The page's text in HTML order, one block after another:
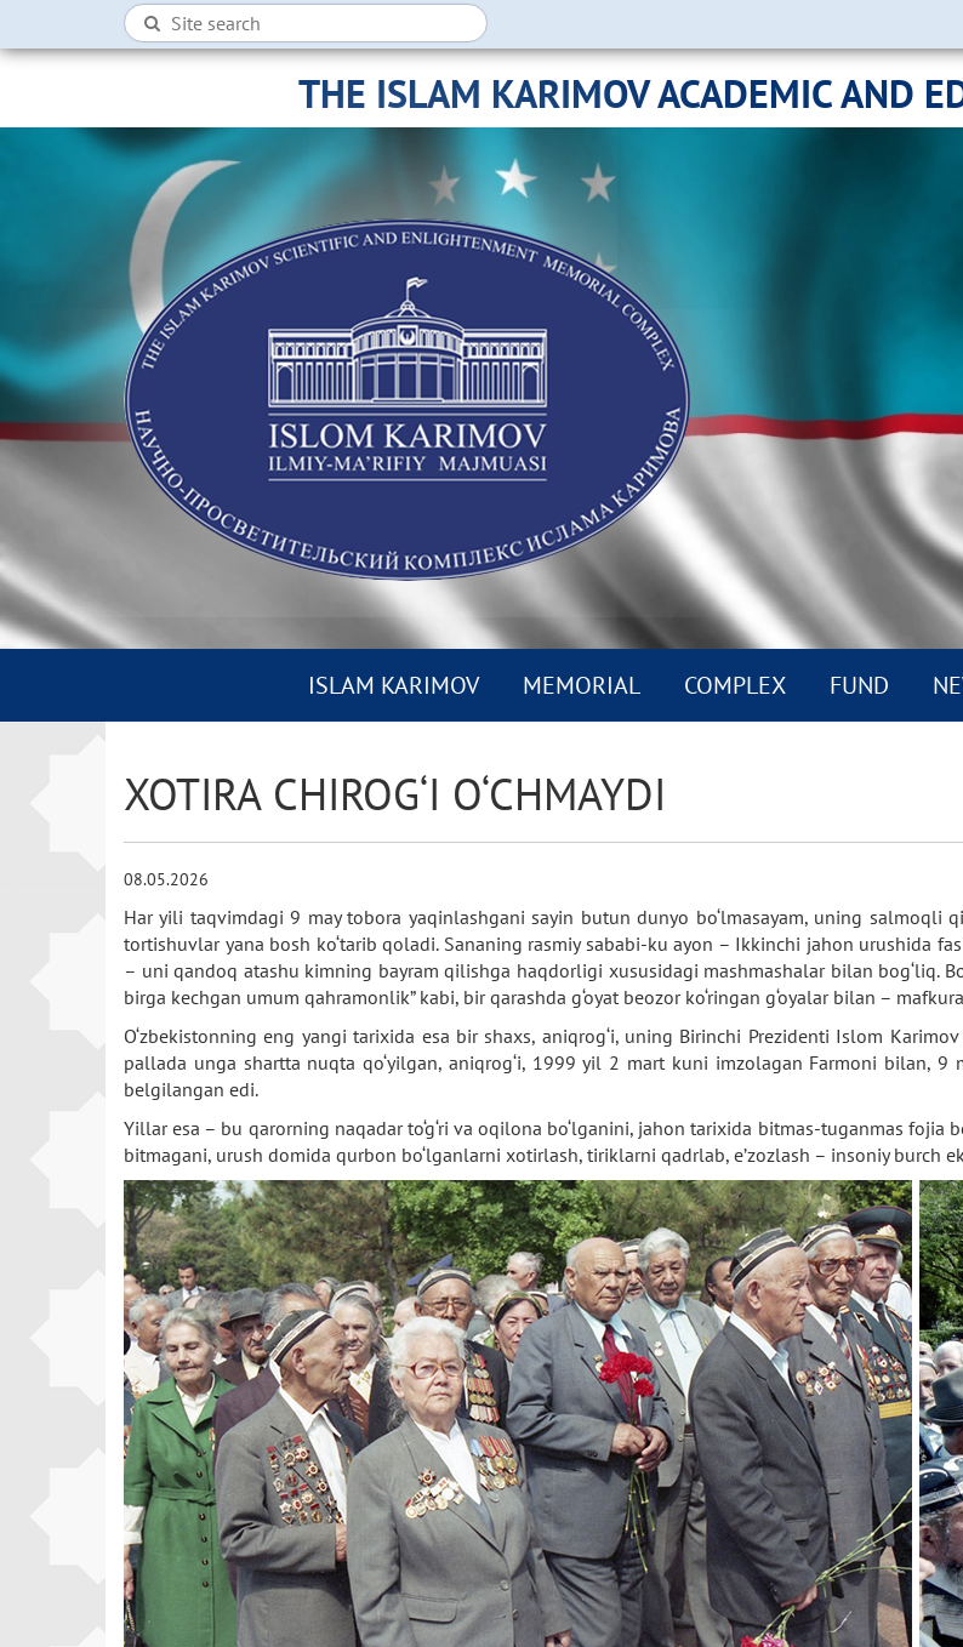
THE ISLAM KARIMOV ACADEMIC AND
ISLAM KARIMOV MEMORIAL COMPLEX FUND
XOTIRA CHIROG‘I O‘CHMAYDI
08.05.2026
Har yili taqvimdagi 9 may tobora yaqinlashgani sayin butun dunyo bo‘lmasayam, uning salmoqli
tortishuvlar yana bosh ko‘tarib qoladi. Sananing rasmiy sababi-ku ayon – Ikkinchi jahon urushida
– uni qandoq atashu kimning bayram qilishga haqdorligi xususidagi mashmashalar bilan bog‘liq.
birga kechgan umum qahramonlik” kabi, bir qarashda g‘oyat beozor ko‘ringan g‘oyalar bilan –
O‘zbekistonning eng yangi tarixida esa bir shaxs, aniqrog‘i, uning Birinchi Prezidenti Islom
pallada unga shartta nuqta qo‘yilgan, aniqrog‘i, 1999 yil 2 mart kuni imzolagan Farmoni bilan, 9
belgilangan edi.
Yillar esa – bu qarorning naqadar to‘g‘ri va oqilona bo‘lganini, jahon tarixida bitmas-tuganmas
bitmagani, urush domida qurbon bo‘lganlarni xotirlash, tiriklarni qadrlab, e’zozlash – insoniy burch